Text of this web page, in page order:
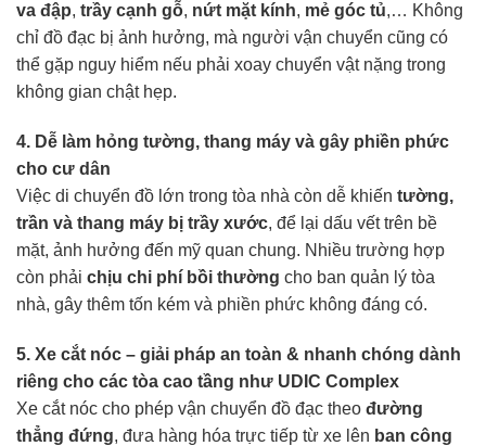
va đập, trầy cạnh gỗ, nứt mặt kính, mẻ góc tủ,… Không
chỉ đồ đạc bị ảnh hưởng, mà người vận chuyển cũng có
thể gặp nguy hiểm nếu phải xoay chuyển vật nặng trong
không gian chật hẹp.
4. Dễ làm hỏng tường, thang máy và gây phiền phức
cho cư dân
Việc di chuyển đồ lớn trong tòa nhà còn dễ khiến tường,
trần và thang máy bị trầy xước, để lại dấu vết trên bề
mặt, ảnh hưởng đến mỹ quan chung. Nhiều trường hợp
còn phải chịu chi phí bồi thường cho ban quản lý tòa
nhà, gây thêm tốn kém và phiền phức không đáng có.
5. Xe cắt nóc – giải pháp an toàn & nhanh chóng dành
riêng cho các tòa cao tầng như UDIC Complex
Xe cắt nóc cho phép vận chuyển đồ đạc theo đường
thẳng đứng, đưa hàng hóa trực tiếp từ xe lên ban công